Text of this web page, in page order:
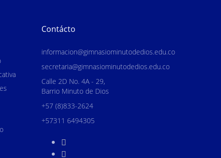
Contácto
informacion@gimnasiominutodedios.edu.co
secretaria@gimnasiominutodedios.edu.co
Calle 2D No. 4A - 29,
Barrio Minuto de Dios
+57 (8)833-2624
+57311 6494305